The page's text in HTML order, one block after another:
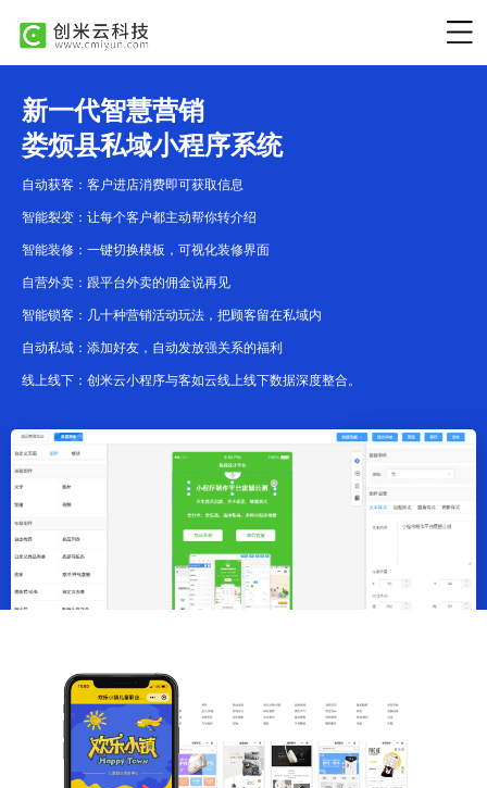
新一代智慧营销
娄烦县私域小程序系统
自动获客：客户进店消费即可获取信息
智能裂变：让每个客户都主动帮你转介绍
智能装修：一键切换模板，可视化装修界面
自营外卖：跟平台外卖的佣金说再见
智能锁客：几十种营销活动玩法，把顾客留在私域内
自动私域：添加好友，自动发放强关系的福利
线上线下：创米云小程序与客如云线上线下数据深度整合。